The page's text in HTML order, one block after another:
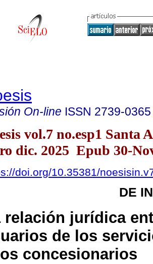
On-line ISSN 2739-0365
vol.7 no.esp1 Santa
dic. 2025 Epub 30-
doi.org/10.35381/
DE
relación jurídica
de los
concesionarios